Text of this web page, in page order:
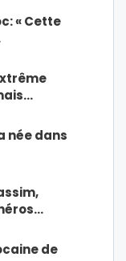
« Cette
née dans
de